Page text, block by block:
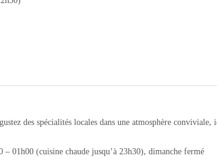
des spécialités locales dans une atmosphère conviviale,
01h00 (cuisine chaude jusqu’à 23h30), dimanche fermé